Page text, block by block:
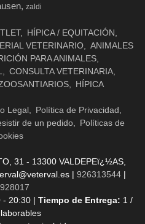
zaldi
HÍPICA / EQUITACIÓN
VETERINARIO
ANIMALES
PARA ANIMALES
CONSULTA VETERINARIA
HÍPICA
Legal
Política de Privacidad
de un pedido
Políticas de
31 - 13300 VALDEPEï¿½AS,
| 926313544 |
- 20:30 | Tiempo de Entrega: 1 /